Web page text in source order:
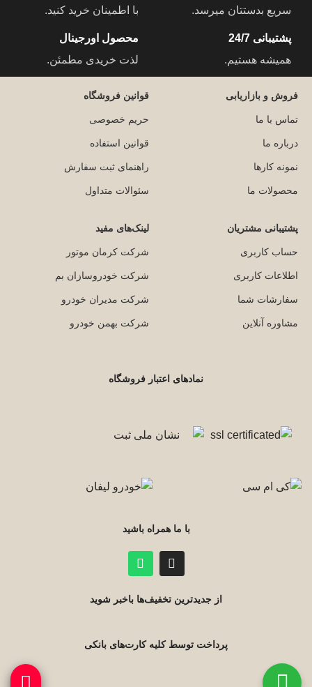
سریع بدستتان میرسد.
با اطمینان خرید کنید.
پشتیبانی 24/7
همیشه هستیم.
محصول اورجینال
لذت خریدی مطمئن.
فروش و بازاریابی
تماس با ما
درباره ما
نمونه کارها
محصولات ما
قوانین فروشگاه
حریم خصوصی
قوانین استفاده
راهنمای ثبت سفارش
سئوالات متداول
پشتیبانی مشتریان
حساب کاربری
اطلاعات کاربری
سفارشات شما
مشاوره آنلاین
لینک‌های مفید
شرکت کرمان موتور
شرکت خودروسازان بم
شرکت مدیران خودرو
شرکت بهمن خودرو
نمادهای اعتبار فروشگاه
با ما همراه باشید
از جدیدترین تخفیف‌ها باخبر شوید
پرداخت توسط کلیه کارت‌های بانکی